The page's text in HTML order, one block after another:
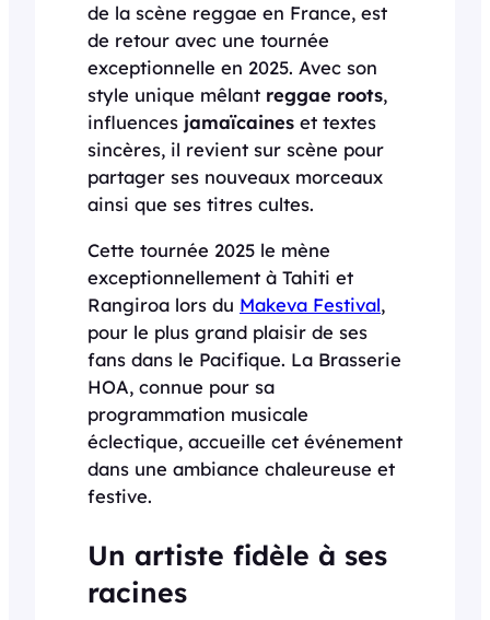
de la scène reggae en France, est
de retour avec une tournée
exceptionnelle en 2025. Avec son
style unique mêlant reggae roots,
influences jamaïcaines et textes
sincères, il revient sur scène pour
partager ses nouveaux morceaux
ainsi que ses titres cultes.
Cette tournée 2025 le mène
exceptionnellement à Tahiti et
Rangiroa lors du Makeva Festival,
pour le plus grand plaisir de ses
fans dans le Pacifique. La Brasserie
HOA, connue pour sa
programmation musicale
éclectique, accueille cet événement
dans une ambiance chaleureuse et
festive.
Un artiste fidèle à ses
racines